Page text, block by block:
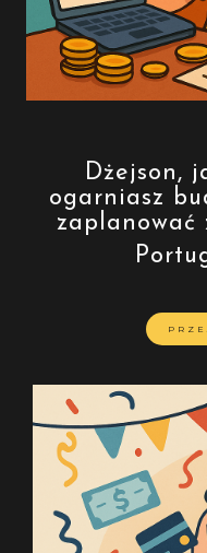
Dżejson,
ogarniasz
zaplanować